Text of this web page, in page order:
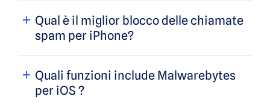
Qual è il miglior blocco delle chiamate
spam per iPhone?
Quali funzioni include Malwarebytes
per iOS ?